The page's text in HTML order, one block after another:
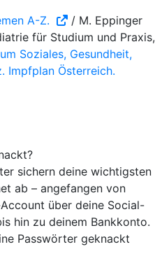
A-Z.
/ M. Eppinger
für Studium und Praxis,
Soziales, Gesundheit,
Impfplan Österreich.
sichern deine wichtigsten
ab – angefangen von
über deine Social-
hin zu deinem Bankkonto.
Passwörter geknackt